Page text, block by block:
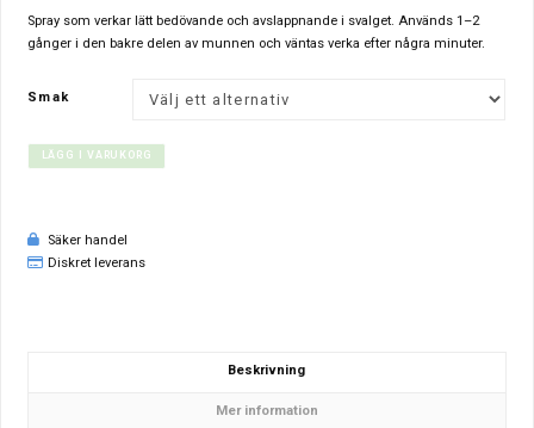
Spray som verkar lätt bedövande och avslappnande i svalget. Används 1–2
gånger i den bakre delen av munnen och väntas verka efter några minuter.
Smak
LÄGG I VARUKORG
Säker handel
Diskret leverans
Beskrivning
Mer information